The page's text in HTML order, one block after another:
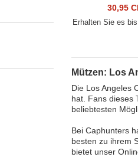
The League der
Chargers MLB
30,95
Erhalten Sie es bis
Mützen: Los
Die Los Angeles
hat. Fans dieses
beliebtesten
Bei Caphunters
besten zu ihrem
bietet unser